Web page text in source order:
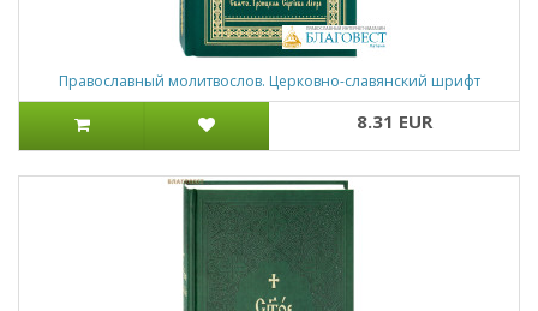
Православный молитвослов. Церковно-славянский шрифт
8.31 EUR